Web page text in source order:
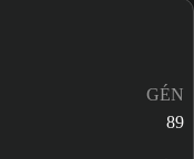
GÉN
89